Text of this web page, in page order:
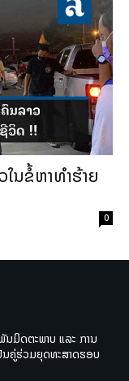
ໃນຂໍ້ຫາທໍາຮ້າຍ
0
ນມິດຕະພາບ ແລະ ການ
ຄູ່ຮ່ວມຍຸດທະສາດຮອບ